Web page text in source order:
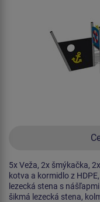
5x Veža, 2x šmýkačka,
kotva a kormidlo z
lezecká stena s
šikmá lezecká stena,